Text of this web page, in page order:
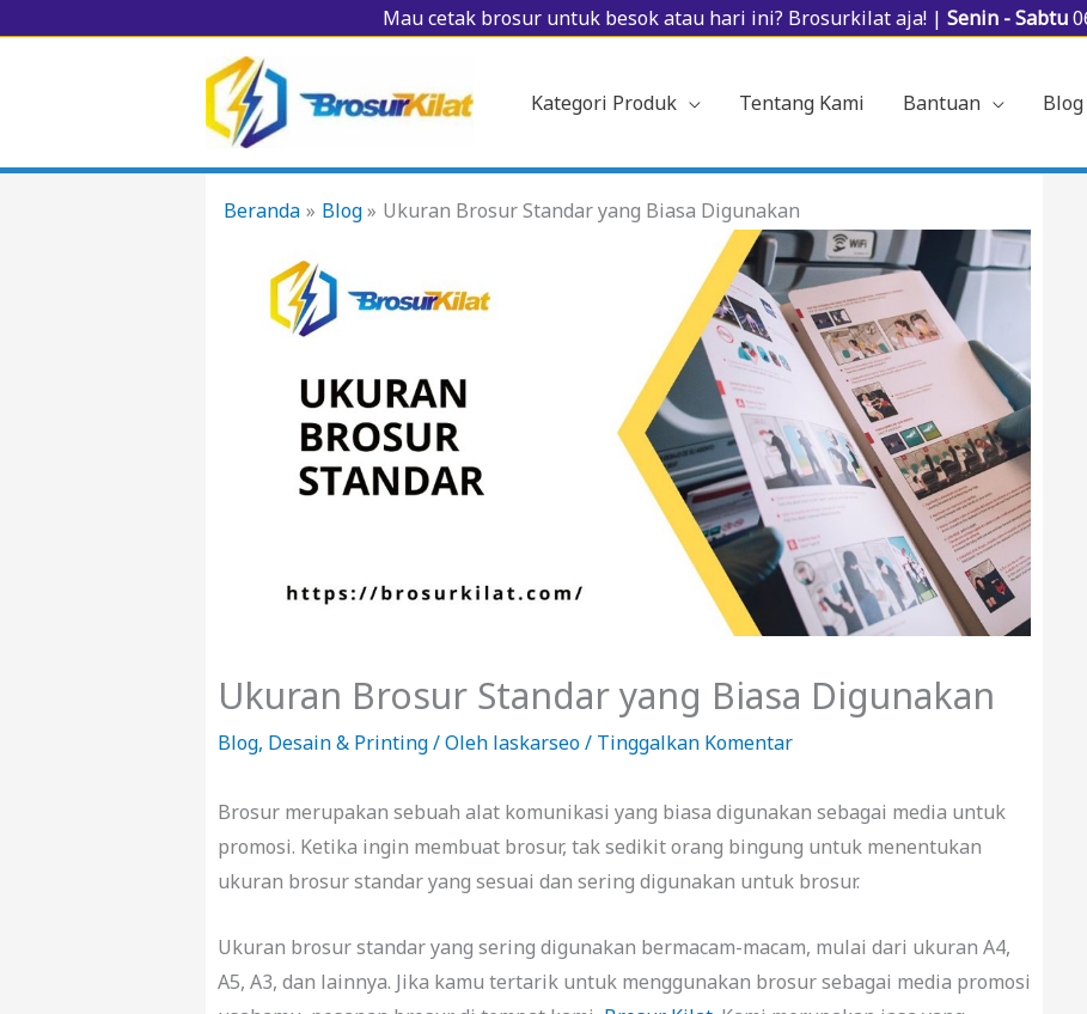
Mau cetak brosur untuk besok atau hari ini? Brosurkilat aja! | Senin - Sabtu
Kategori Produk Tentang Kami Bantuan Blog
Beranda Blog Ukuran Brosur Standar yang Biasa Digunakan
Ukuran Brosur Standar yang Biasa Digunakan
Blog, Desain & Printing/ Oleh laskarseo/ Tinggalkan Komentar
Brosur merupakan sebuah alat komunikasi yang biasa digunakan sebagai media untuk
promosi. Ketika ingin membuat brosur, tak sedikit orang bingung untuk menentukan
ukuran brosur standar yang sesuai dan sering digunakan untuk brosur.
Ukuran brosur standar yang sering digunakan bermacam-macam, mulai dari ukuran A4,
A5, A3, dan lainnya. Jika kamu tertarik untuk menggunakan brosur sebagai media promosi